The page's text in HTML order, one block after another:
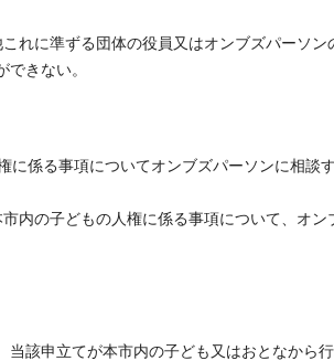
れに準ずる団体の役員又はオンブズパーソン
きない。
係る事項についてオンブズパーソンに相談
内の子どもの人権に係る事項について、オン
該申立てが本市内の子ども又はおとなから